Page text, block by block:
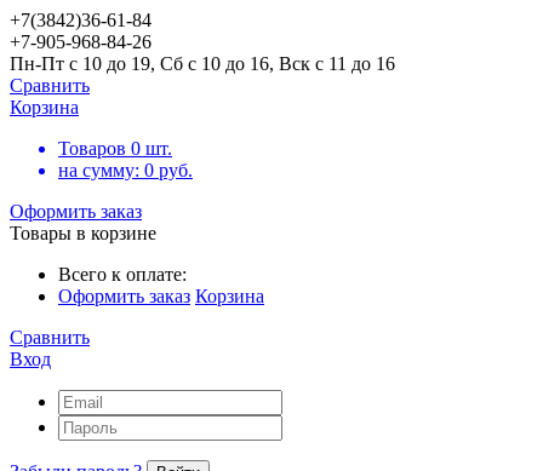
+7(3842)36-61-84
+7-905-968-84-26
Пн-Пт с 10 до 19, Сб с 10 до 16, Вск с 11 до 16
Сравнить
Корзина
Товаров 0 шт.
на сумму: 0 руб.
Оформить заказ
Товары в корзине
Всего к оплате:
Оформить заказ Корзина
Сравнить
Вход